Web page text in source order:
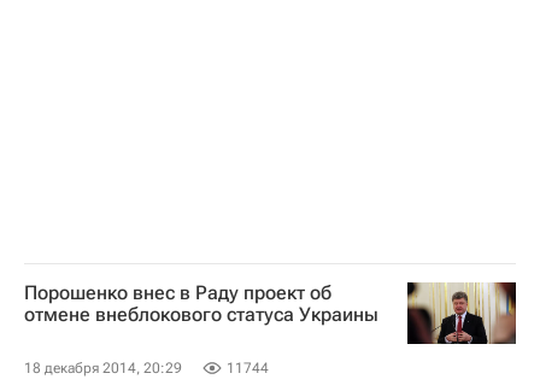
Порошенко внес в Раду проект об
отмене внеблокового статуса Украины
18 декабря 2014, 20:29 11744